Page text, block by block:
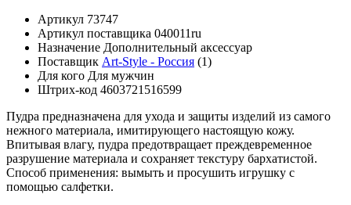
Артикул 73747
Артикул поставщика 040011ru
Назначение Дополнительный аксессуар
Поставщик Art-Style - Россия (1)
Для кого Для мужчин
Штрих-код 4603721516599
Пудра предназначена для ухода и защиты изделий из самого
нежного материала, имитирующего настоящую кожу.
Впитывая влагу, пудра предотвращает преждевременное
разрушение материала и сохраняет текстуру бархатистой.
Способ применения: вымыть и просушить игрушку с
помощью салфетки.